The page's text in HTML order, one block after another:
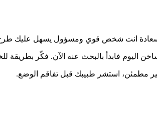
انت شخص قوي ومسؤول يسهل عليك طرح
اليوم فابدأ بالبحث عنه الآن. فكّر بطريقة
غير مطمئن، استشر طبيبك قبل تفاقم الوضع.